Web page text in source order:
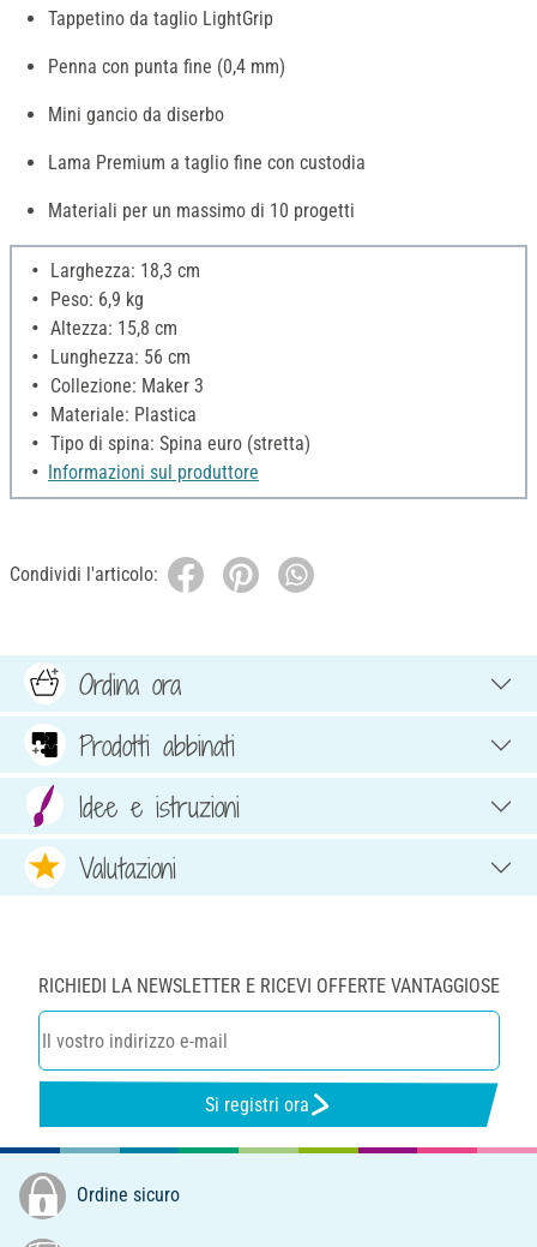
Tappetino da taglio LightGrip
Penna con punta fine (0,4 mm)
Mini gancio da diserbo
Lama Premium a taglio fine con custodia
Materiali per un massimo di 10 progetti
Larghezza: 18,3 cm
Peso: 6,9 kg
Altezza: 15,8 cm
Lunghezza: 56 cm
Collezione: Maker 3
Materiale: Plastica
Tipo di spina: Spina euro (stretta)
Informazioni sul produttore
Condividi l'articolo:
Ordina ora
Prodotti abbinati
Idee e istruzioni
Valutazioni
RICHIEDI LA NEWSLETTER E RICEVI OFFERTE VANTAGGIOSE
Si registri ora
Ordine sicuro